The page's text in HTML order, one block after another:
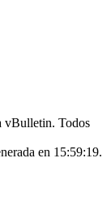
vBulletin. Todos
en 15:59:19.